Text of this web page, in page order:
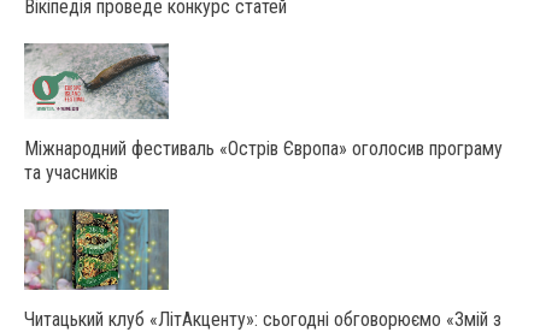
Вікіпедія проведе конкурс статей
Міжнародний фестиваль «Острів Європа» оголосив програму
та учасників
Читацький клуб «ЛітАкценту»: сьогодні обговорюємо «Змій з